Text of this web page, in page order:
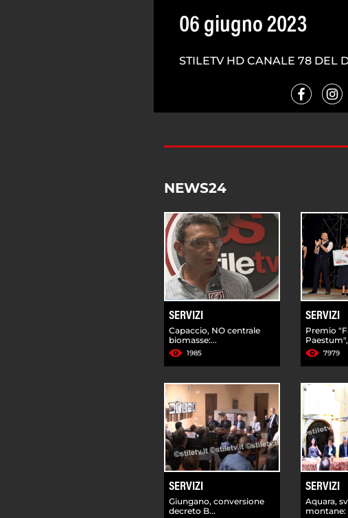
06 giugno 2023
STILETV HD CANALE 78 DEL
NEWS24
SERVIZI
Capaccio, NO centrale
biomasse:...
1985
SERVIZI
Premio
7979
SERVIZI
Giungano, conversione
decreto B...
SERVIZI
Aquara,
montane: